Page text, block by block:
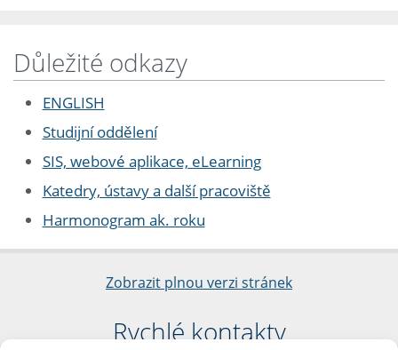
Důležité odkazy
ENGLISH
Studijní oddělení
SIS, webové aplikace, eLearning
Katedry, ústavy a další pracoviště
Harmonogram ak. roku
Zobrazit plnou verzi stránek
Rychlé kontakty